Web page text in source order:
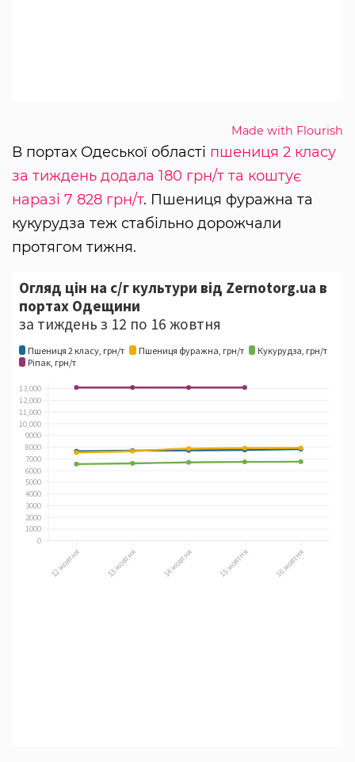
Made with Flourish
В портах Одеської області пшениця 2 класу
за тиждень додала 180 грн/т та коштує
наразі 7 828 грн/т. Пшениця фуражна та
кукурудза теж стабільно дорожчали
протягом тижня.